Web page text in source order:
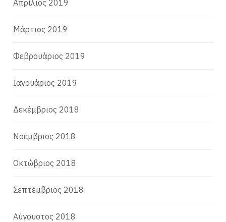
Απρίλιος 2019
Μάρτιος 2019
Φεβρουάριος 2019
Ιανουάριος 2019
Δεκέμβριος 2018
Νοέμβριος 2018
Οκτώβριος 2018
Σεπτέμβριος 2018
Αύγουστος 2018